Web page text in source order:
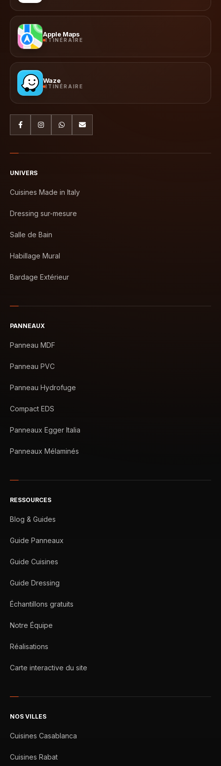
Apple Maps
ITINÉRAIRE
Waze
ITINÉRAIRE
UNIVERS
Cuisines Made in Italy
Dressing sur-mesure
Salle de Bain
Habillage Mural
Bardage Extérieur
PANNEAUX
Panneau MDF
Panneau PVC
Panneau Hydrofuge
Compact EDS
Panneaux Egger Italia
Panneaux Mélaminés
RESSOURCES
Blog & Guides
Guide Panneaux
Guide Cuisines
Guide Dressing
Échantillons gratuits
Notre Équipe
Réalisations
Carte interactive du site
NOS VILLES
Cuisines Casablanca
Cuisines Rabat